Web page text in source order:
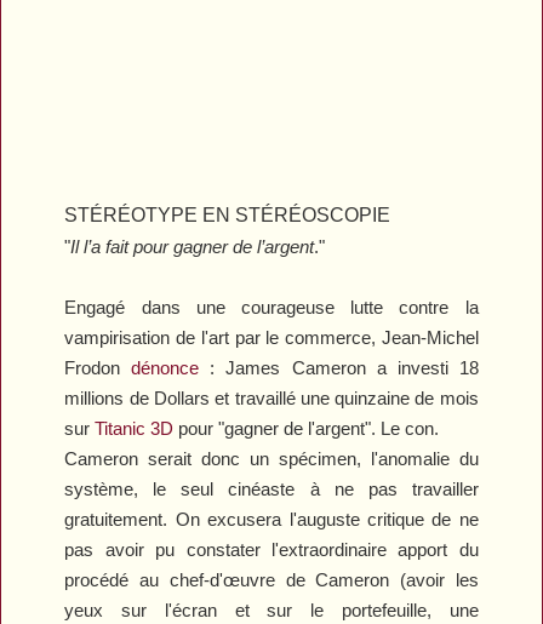
STÉRÉOTYPE EN STÉRÉOSCOPIE
"Il l’a fait pour gagner de l’argent."
Engagé dans une courageuse lutte contre la
vampirisation de l'art par le commerce, Jean-Michel
Frodondénonce : James Cameron a investi 18
millions de Dollars et travaillé une quinzaine de mois
surTitanic 3D pour "gagner de l'argent". Le con.
Cameron serait donc un spécimen, l'anomalie du
système, le seul cinéaste à ne pas travailler
gratuitement. On excusera l'auguste critique de ne
pas avoir pu constater l'extraordinaire apport du
procédé au chef-d'œuvre de Cameron (avoir les
yeux sur l'écran et sur le portefeuille, une